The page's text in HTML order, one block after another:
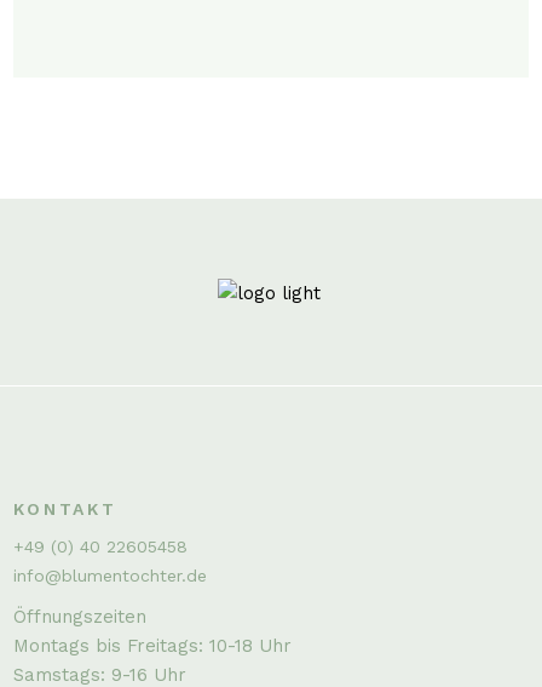
KONTAKT
+49 (0) 40 22605458
info@blumentochter.de
Öffnungszeiten
Montags bis Freitags: 10-18 Uhr
Samstags: 9-16 Uhr